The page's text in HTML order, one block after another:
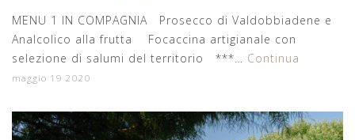
MENU 1 IN COMPAGNIA Prosecco di Valdobbiadene e
Analcolico alla frutta Focaccina artigianale con
selezione di salumi del territorio ***… Continua
maggio 19 2020